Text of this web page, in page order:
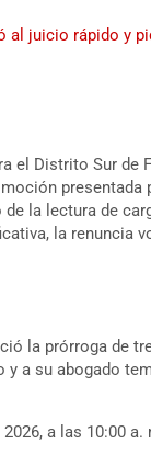
al juicio rápido y
el Distrito Sur de
presentada
la lectura de
la renuncia
la prórroga de
a su abogado
a las 10:00 a.